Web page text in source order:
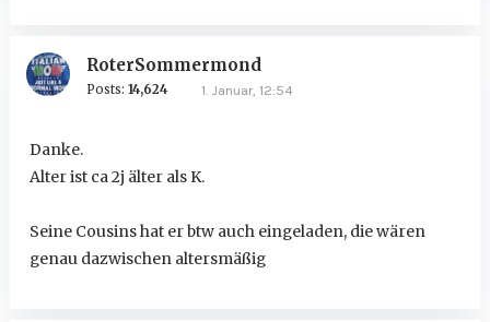
RoterSommermond
Posts: 14,624 1. Januar, 12:54
Danke.
Alter ist ca 2j älter als K.
Seine Cousins hat er btw auch eingeladen, die wären
genau dazwischen altersmäßig